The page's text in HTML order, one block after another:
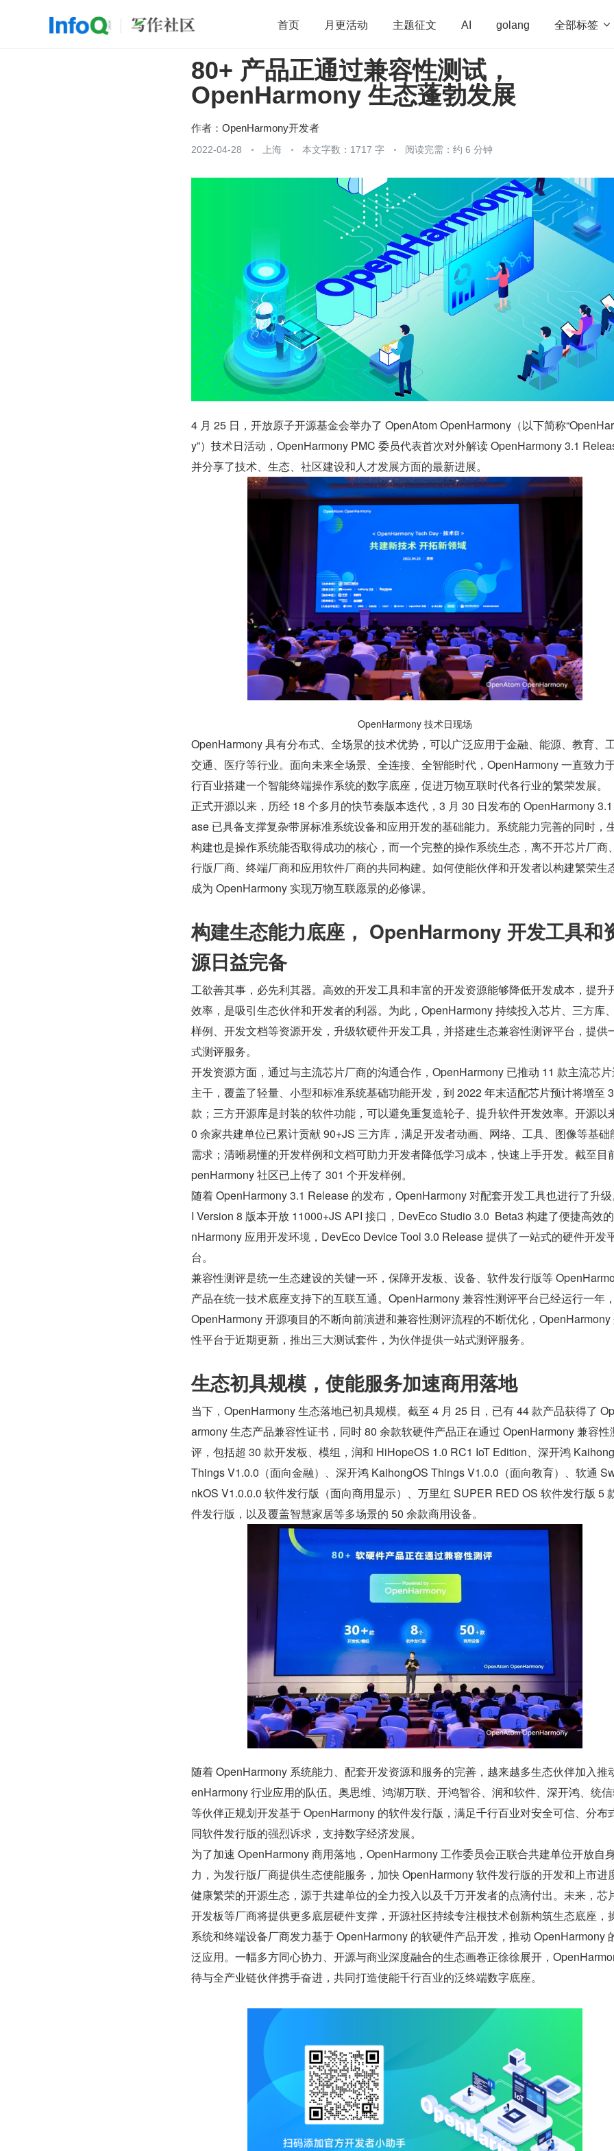
首页 月更活动 主题征文 AI golang 全部标签 
开源 架构 OpenHarmony 算法 学习方法
团队管理 程序员 运维 深度思考 低代码
80+ 产品正通过兼容性测试，
OpenHarmony 生态蓬勃发展
作者： OpenHarmony开发者
2022-04-28 上海 本文字数：1717 字 阅读完需：约 6 分钟
4 月 25 日，开放原子开源基金会举办了 OpenAtom OpenHarmony（以下简称
y”）技术日活动，OpenHarmony PMC 委员代表首次对外解读 OpenHarmony 3.1
并分享了技术、生态、社区建设和人才发展方面的最新进展。
OpenHarmony 技术日现场
OpenHarmony 具有分布式、全场景的技术优势，可以广泛应用于金融、能源、教育、工
交通、医疗等行业。面向未来全场景、全连接、全智能时代，OpenHarmony 一直致力
行百业搭建一个智能终端操作系统的数字底座，促进万物互联时代各行业的繁荣发展。
正式开源以来，历经 18 个多月的快节奏版本迭代，3 月 30 日发布的 OpenHarmony
ase 已具备支撑复杂带屏标准系统设备和应用开发的基础能力。系统能力完善的同时，
构建也是操作系统能否取得成功的核心，而一个完整的操作系统生态，离不开芯片厂商
行版厂商、终端厂商和应用软件厂商的共同构建。如何使能伙伴和开发者以构建繁荣生
成为 OpenHarmony 实现万物互联愿景的必修课。
构建生态能力底座， OpenHarmony 开发工具和
源日益完备
工欲善其事，必先利其器。高效的开发工具和丰富的开发资源能够降低开发成本，提升
效率，是吸引生态伙伴和开发者的利器。为此，OpenHarmony 持续投入芯片、三方库
样例、开发文档等资源开发，升级软硬件开发工具，并搭建生态兼容性测评平台，提供
式测评服务。
开发资源方面，通过与主流芯片厂商的沟通合作，OpenHarmony 已推动 11 款主流芯片
主干，覆盖了轻量、小型和标准系统基础功能开发，到 2022 年末适配芯片预计将增至
款；三方开源库是封装的软件功能，可以避免重复造轮子、提升软件开发效率。开源以
0 余家共建单位已累计贡献 90+JS 三方库，满足开发者动画、网络、工具、图像等基础
需求；清晰易懂的开发样例和文档可助力开发者降低学习成本，快速上手开发。截至目
penHarmony 社区已上传了 301 个开发样例。
随着 OpenHarmony 3.1 Release 的发布，OpenHarmony 对配套开发工具也进行了升
I Version 8 版本开放 11000+JS API 接口，DevEco Studio 3.0  Beta3 构建了便捷高效
nHarmony 应用开发环境，DevEco Device Tool 3.0 Release 提供了一站式的硬件开发
台。
兼容性测评是统一生态建设的关键一环，保障开发板、设备、软件发行版等
产品在统一技术底座支持下的互联互通。OpenHarmony 兼容性测评平台已经运行一年
OpenHarmony 开源项目的不断向前演进和兼容性测评流程的不断优化，OpenHarmony
性平台于近期更新，推出三大测试套件，为伙伴提供一站式测评服务。
生态初具规模，使能服务加速商用落地
当下，OpenHarmony 生态落地已初具规模。截至 4 月 25 日，已有 44 款产品获得了
armony 生态产品兼容性证书，同时 80 余款软硬件产品正在通过 OpenHarmony 兼容性
评，包括超 30 款开发板、模组，润和 HiHopeOS 1.0 RC1 IoT Edition、深开鸿
Things V1.0.0（面向金融）、深开鸿 KaihongOS Things V1.0.0（面向教育）、软通
nkOS V1.0.0.0 软件发行版（面向商用显示）、万里红 SUPER RED OS 软件发行版 5
件发行版，以及覆盖智慧家居等多场景的 50 余款商用设备。
随着 OpenHarmony 系统能力、配套开发资源和服务的完善，越来越多生态伙伴加入推
enHarmony 行业应用的队伍。奥思维、鸿湖万联、开鸿智谷、润和软件、深开鸿、统
等伙伴正规划开发基于 OpenHarmony 的软件发行版，满足千行百业对安全可信、分布
同软件发行版的强烈诉求，支持数字经济发展。
为了加速 OpenHarmony 商用落地，OpenHarmony 工作委员会正联合共建单位开放自
力，为发行版厂商提供生态使能服务，加快 OpenHarmony 软件发行版的开发和上市进
健康繁荣的开源生态，源于共建单位的全力投入以及千万开发者的点滴付出。未来，芯片
开发板等厂商将提供更多底层硬件支撑，开源社区持续专注根技术创新构筑生态底座，
系统和终端设备厂商发力基于 OpenHarmony 的软硬件产品开发，推动 OpenHarmony
泛应用。一幅多方同心协力、开源与商业深度融合的生态画卷正徐徐展开，
待与全产业链伙伴携手奋进，共同打造使能千行百业的泛终端数字底座。